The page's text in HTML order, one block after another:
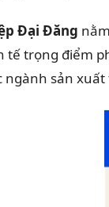
Đại Đăng
tế trọng điểm
ngành sản